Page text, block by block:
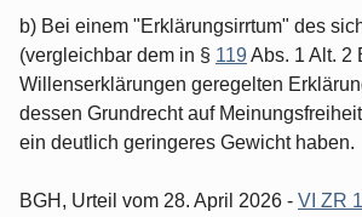
b) Bei einem "Erklärungsirrtum" des
(vergleichbar dem in § 119Abs. 1 Alt. 2
Willenserklärungen geregelten
dessen Grundrecht auf
ein deutlich geringeres Gewicht haben.
BGH, Urteil vom 28. April 2026 - VI ZR